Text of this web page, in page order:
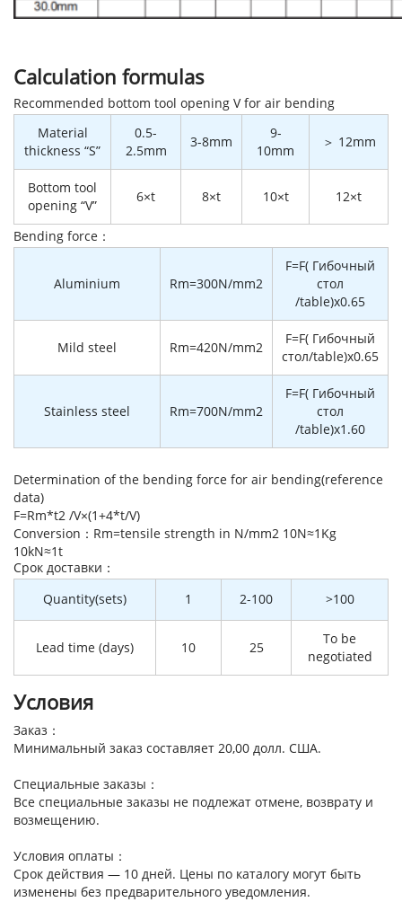
Calculation formulas
Recommended bottom tool opening V for air bending
Material
thickness “S”
0.5-
2.5mm
3-8mm
9-
10mm
＞ 12mm
Bottom tool
opening “V”
6×t 8×t 10×t 12×t
Bending force：
Aluminium Rm=300N/mm2
F=F( Гибочный
стол
/table)x0.65
Mild steel Rm=420N/mm2
F=F( Гибочный
стол/table)x0.65
Stainless steel Rm=700N/mm2
F=F( Гибочный
стол
/table)x1.60
Determination of the bending force for air bending(reference
data)
F=Rm*t2 /V×(1+4*t/V)
Conversion：Rm=tensile strength in N/mm2 10N≈1Kg
10kN≈1t
Cрок доставки：
Quantity(sets)
1 2-100 >100
Lead time (days) 10 25
To be
negotiated
Условия
Заказ：
Минимальный заказ составляет 20,00 долл. США.
Специальные заказы：
Все специальные заказы не подлежат отмене, возврату и
возмещению.
Условия оплаты：
Срок действия — 10 дней. Цены по каталогу могут быть
изменены без предварительного уведомления.